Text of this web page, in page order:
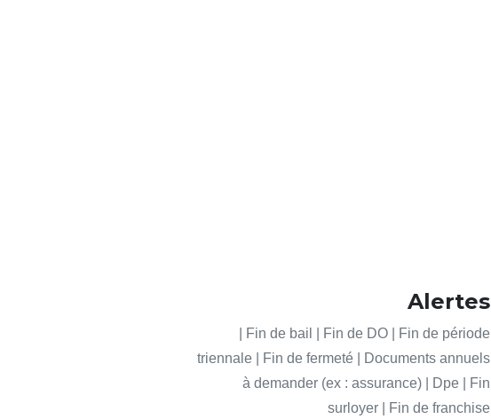
Alertes
| Fin de bail | Fin de DO | Fin de période
triennale | Fin de fermeté | Documents annuels
à demander (ex : assurance) | Dpe | Fin
surloyer | Fin de franchise